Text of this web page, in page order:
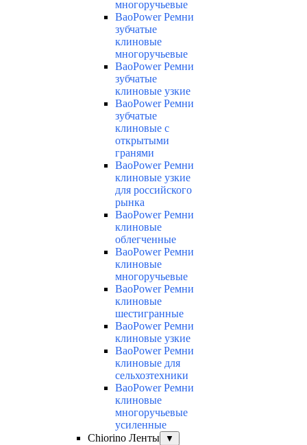
многоручьевые
BaoPower Ремни
зубчатые
клиновые
многоручьевые
BaoPower Ремни
зубчатые
клиновые узкие
BaoPower Ремни
зубчатые
клиновые с
открытыми
гранями
BaoPower Ремни
клиновые узкие
для российского
рынка
BaoPower Ремни
клиновые
облегченные
BaoPower Ремни
клиновые
многоручьевые
BaoPower Ремни
клиновые
шестигранные
BaoPower Ремни
клиновые узкие
BaoPower Ремни
клиновые для
сельхозтехники
BaoPower Ремни
клиновые
многоручьевые
усиленные
Chiorino Ленты
▼